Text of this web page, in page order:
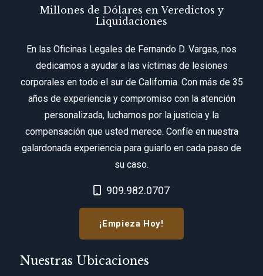
Millones de Dólares en Veredictos y
Liquidaciones
En las Oficinas Legales de Fernando D. Vargas, nos
dedicamos a ayudar a las víctimas de lesiones
corporales en todo el sur de California. Con más de 35
años de experiencia y compromiso con la atención
personalizada, luchamos por la justicia y la
compensación que usted merece. Confíe en nuestra
galardonada experiencia para guiarlo en cada paso de
su caso.
Call Now at
909.982.0707
¡Empieza Hoy!
Nuestras Ubicaciones